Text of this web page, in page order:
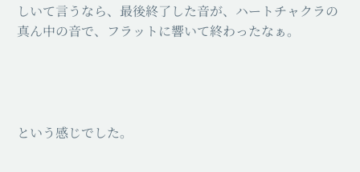
しいて言うなら、最後終了した音が、ハートチャクラの
真ん中の音で、フラットに響いて終わったなぁ。
という感じでした。